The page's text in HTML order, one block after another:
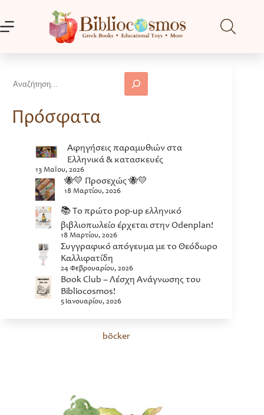
περιεχόμενο
böcker
Πρόσφατα
Αφηγήσεις παραμυθιών στα
Ελληνικά & κατασκευές
13 Μαΐου, 2026
🐝💛 Προσεχώς 🐝💛
18 Μαρτίου, 2026
📚 Το πρώτο pop-up ελληνικό
βιβλιοπωλείο έρχεται στην Odenplan!
18 Μαρτίου, 2026
Συγγραφικό απόγευμα με το Θεόδωρο
Καλλιφατίδη
24 Φεβρουαρίου, 2026
Book Club – Λέσχη Ανάγνωσης του
Bibliocosmos!
5 Ιανουαρίου, 2026